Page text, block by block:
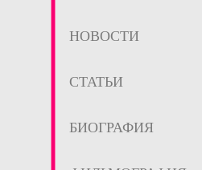
НОВОСТИ
СТАТЬИ
БИОГРАФИЯ